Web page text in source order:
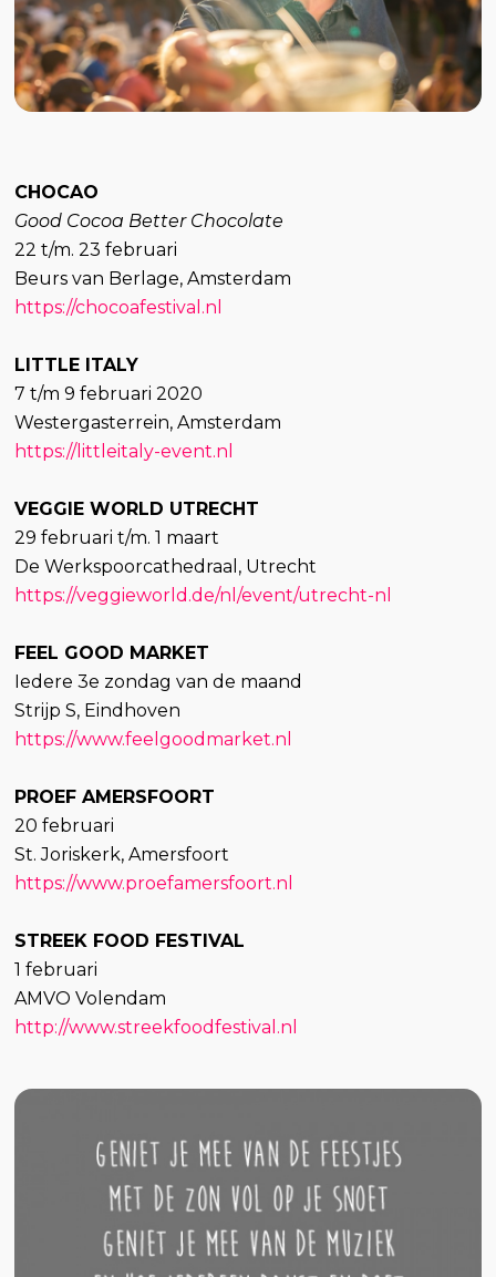
CHOCAO
Good Cocoa Better Chocolate
22 t/m. 23 februari
Beurs van Berlage, Amsterdam
https://chocoafestival.nl
LITTLE ITALY
7 t/m 9 februari 2020
Westergasterrein, Amsterdam
https://littleitaly-event.nl
VEGGIE WORLD UTRECHT
29 februari t/m. 1 maart
De Werkspoorcathedraal, Utrecht
https://veggieworld.de/nl/event/utrecht-nl
FEEL GOOD MARKET
Iedere 3e zondag van de maand
Strijp S, Eindhoven
https://www.feelgoodmarket.nl
PROEF AMERSFOORT
20 februari
St. Joriskerk, Amersfoort
https://www.proefamersfoort.nl
STREEK FOOD FESTIVAL
1 februari
AMVO Volendam
http://www.streekfoodfestival.nl